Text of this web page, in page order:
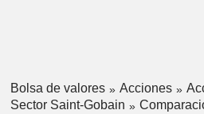
Bolsa de valores Acciones
Sector Saint-Gobain